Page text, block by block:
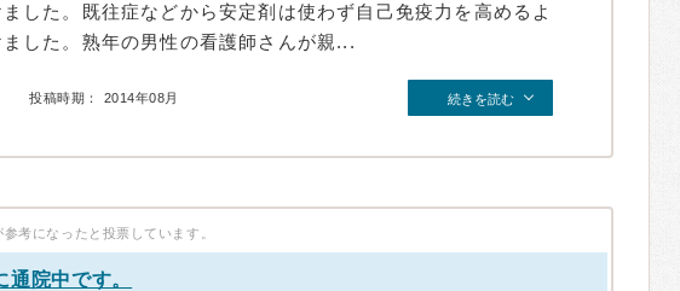
した。既往症などから安定剤は使わず自己免疫力を高めるよ
した。熟年の男性の看護師さんが親...
投稿時期： 2014年08月 続きを読む
考になったと投票しています。
院中です。